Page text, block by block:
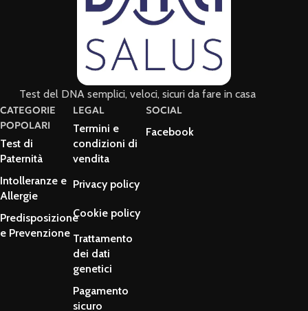
Test del DNA semplici, veloci, sicuri da fare in casa
CATEGORIE
POPOLARI
Test di
Paternità
Intolleranze e
Allergie
Predisposizione
e Prevenzione
LEGAL
Termini e
condizioni di
vendita
Privacy policy
Cookie policy
Trattamento
dei dati
genetici
Pagamento
sicuro
SOCIAL
Facebook